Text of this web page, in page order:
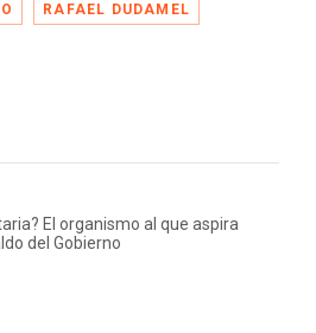
RAFAEL DUDAMEL
El organismo al que aspira
del Gobierno